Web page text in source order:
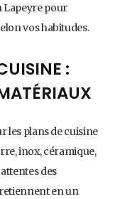
Lapeyre pour
vos habitudes.
:
les plans de cuisine
inox, céramique,
des
en un